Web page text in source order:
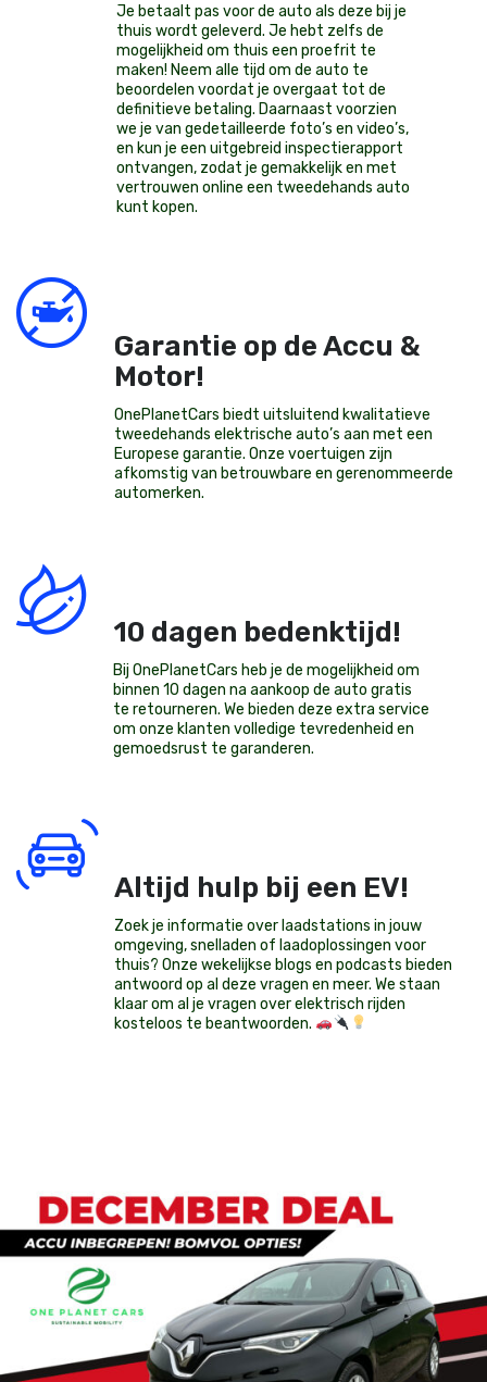
Je betaalt pas voor de auto als deze bij je
thuis wordt geleverd. Je hebt zelfs de
mogelijkheid om thuis een proefrit te
maken! Neem alle tijd om de auto te
beoordelen voordat je overgaat tot de
definitieve betaling. Daarnaast voorzien
we je van gedetailleerde foto’s en video’s,
en kun je een uitgebreid inspectierapport
ontvangen, zodat je gemakkelijk en met
vertrouwen online een tweedehands auto
kunt kopen.
Garantie op de Accu &
Motor!
OnePlanetCars biedt uitsluitend kwalitatieve
tweedehands elektrische auto’s aan met een
Europese garantie. Onze voertuigen zijn
afkomstig van betrouwbare en gerenommeerde
automerken.
10 dagen bedenktijd!
Bij OnePlanetCars heb je de mogelijkheid om
binnen 10 dagen na aankoop de auto gratis
te retourneren. We bieden deze extra service
om onze klanten volledige tevredenheid en
gemoedsrust te garanderen.
Altijd hulp bij een EV!
Zoek je informatie over laadstations in jouw
omgeving, snelladen of laadoplossingen voor
thuis? Onze wekelijkse blogs en podcasts bieden
antwoord op al deze vragen en meer. We staan
klaar om al je vragen over elektrisch rijden
kosteloos te beantwoorden.